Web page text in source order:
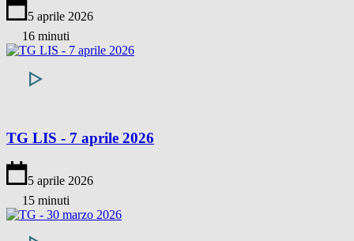
5 aprile 2026
16 minuti
TG LIS - 7 aprile 2026
5 aprile 2026
15 minuti